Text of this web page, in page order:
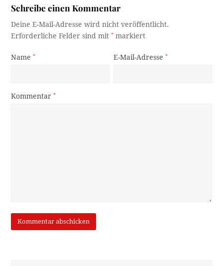
Schreibe einen Kommentar
Deine E-Mail-Adresse wird nicht veröffentlicht.
Erforderliche Felder sind mit* markiert
Name* E-Mail-Adresse*
Kommentar*